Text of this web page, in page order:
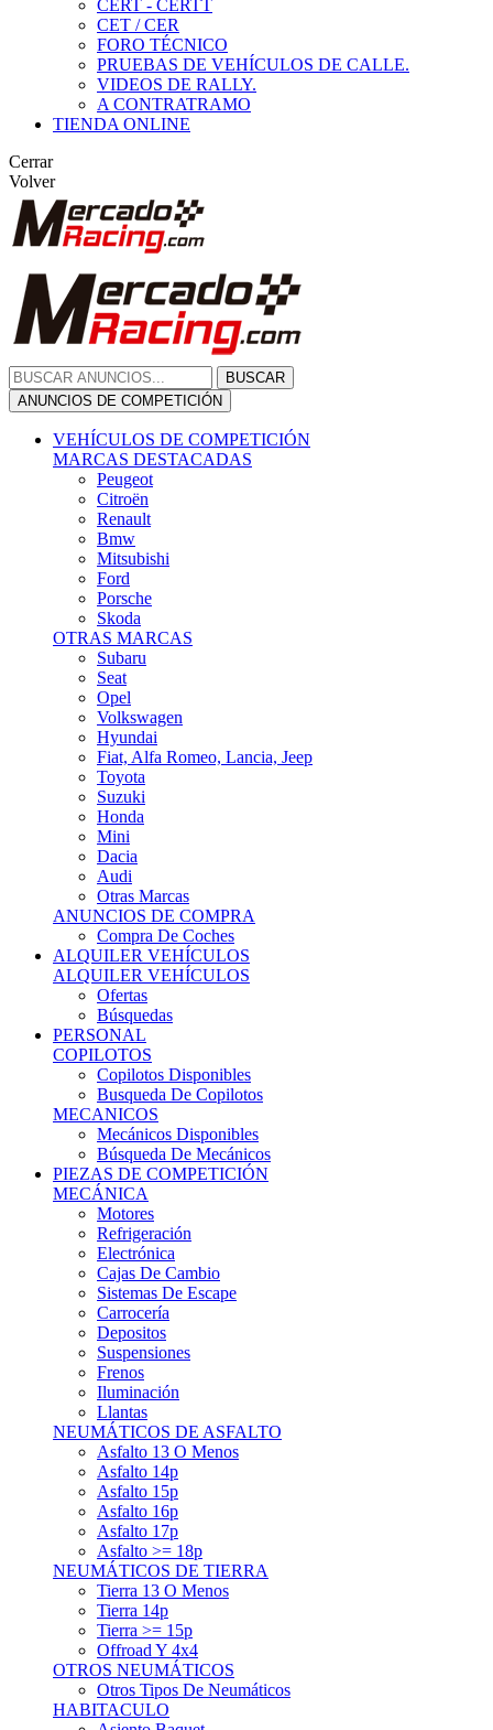
CERT - CERTT
CET / CER
FORO TÉCNICO
PRUEBAS DE VEHÍCULOS DE CALLE.
VIDEOS DE RALLY.
A CONTRATRAMO
TIENDA ONLINE
Cerrar
Volver
BUSCAR
ANUNCIOS DE COMPETICIÓN
VEHÍCULOS DE COMPETICIÓN
MARCAS DESTACADAS
Peugeot
Citroën
Renault
Bmw
Mitsubishi
Ford
Porsche
Skoda
OTRAS MARCAS
Subaru
Seat
Opel
Volkswagen
Hyundai
Fiat, Alfa Romeo, Lancia, Jeep
Toyota
Suzuki
Honda
Mini
Dacia
Audi
Otras Marcas
ANUNCIOS DE COMPRA
Compra De Coches
ALQUILER VEHÍCULOS
ALQUILER VEHÍCULOS
Ofertas
Búsquedas
PERSONAL
COPILOTOS
Copilotos Disponibles
Busqueda De Copilotos
MECANICOS
Mecánicos Disponibles
Búsqueda De Mecánicos
PIEZAS DE COMPETICIÓN
MECÁNICA
Motores
Refrigeración
Electrónica
Cajas De Cambio
Sistemas De Escape
Carrocería
Depositos
Suspensiones
Frenos
Iluminación
Llantas
NEUMÁTICOS DE ASFALTO
Asfalto 13 O Menos
Asfalto 14p
Asfalto 15p
Asfalto 16p
Asfalto 17p
Asfalto >= 18p
NEUMÁTICOS DE TIERRA
Tierra 13 O Menos
Tierra 14p
Tierra >= 15p
Offroad Y 4x4
OTROS NEUMÁTICOS
Otros Tipos De Neumáticos
HABITACULO